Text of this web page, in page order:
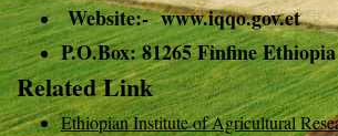
Website:- www.iqqo.gov.et
P.O.Box: 81265 Finfine
Related Link
Ethiopian Institute of Agricultural